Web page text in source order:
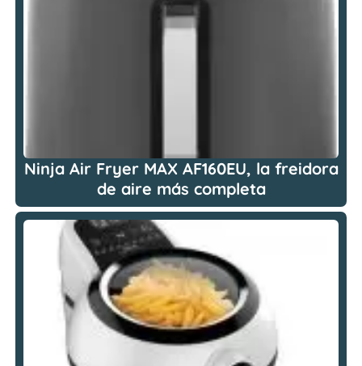
Ninja Air Fryer MAX AF160EU, la freidora
de aire más completa